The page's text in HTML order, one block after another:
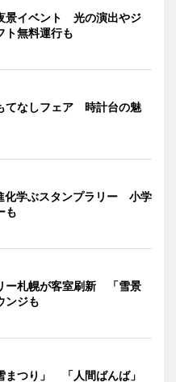
景イベント 光の演出やジ
ト無料運行も
てなしフェア 時計台の魅
化学ぶスタンプラリー 小学
も
ー札幌が客室刷新 「雪景
ンジも
まつり」 「人間ばんば」